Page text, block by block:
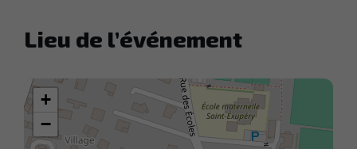
Lieu de l’événement
+
−